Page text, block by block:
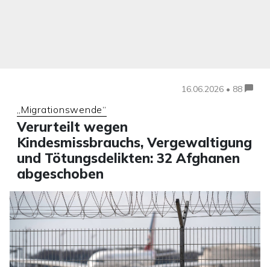
16.06.2026 • 88
„Migrationswende“
Verurteilt wegen
Kindesmissbrauchs, Vergewaltigung
und Tötungsdelikten: 32 Afghanen
abgeschoben